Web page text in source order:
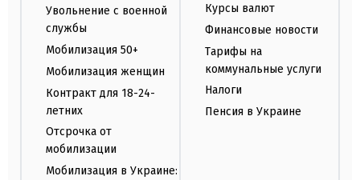
Увольнение с военной
службы
Мобилизация 50+
Мобилизация женщин
Контракт для 18-24-
летних
Отсрочка от
мобилизации
Мобилизация в Украине:
Курсы валют
Финансовые новости
Тарифы на
коммунальные услуги
Налоги
Пенсия в Украине